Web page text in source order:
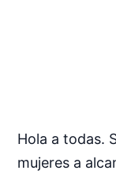
Hola a todas.
mujeres a